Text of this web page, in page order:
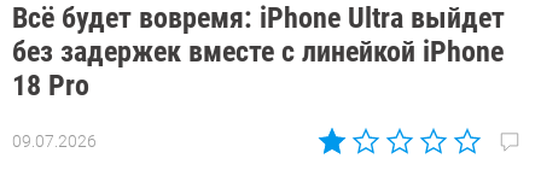
Всё будет вовремя: iPhone Ultra выйдет
без задержек вместе с линейкой iPhone
18 Pro
09.07.2026
Автор: